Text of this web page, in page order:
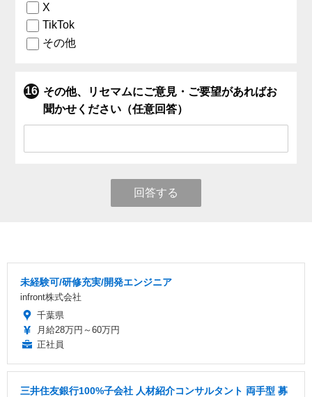
X
TikTok
その他
その他、リセマムにご意見・ご要望があればお
聞かせください（任意回答）
回答する
未経験可/研修充実/開発エンジニア
infront株式会社
千葉県
月給28万円～60万円
正社員
三井住友銀行100%子会社 人材紹介コンサルタント 両手型 募